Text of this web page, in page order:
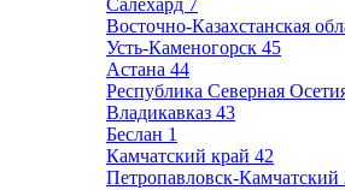
Салехард 7
Восточно-Казахстанская
Усть-Каменогорск 45
Астана 44
Республика Северная
Владикавказ 43
Беслан 1
Камчатский край 42
Петропавловск-Камчатский